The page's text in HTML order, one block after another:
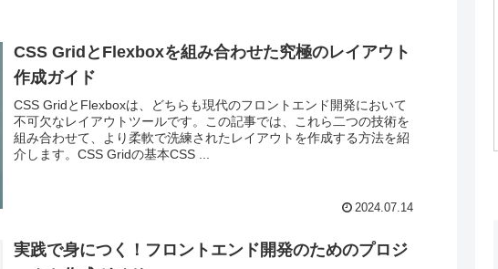
CSS GridとFlexboxを組み合わせた究極のレイアウト
作成ガイド
CSS GridとFlexboxは、どちらも現代のフロントエンド開発において
不可欠なレイアウトツールです。この記事では、これら二つの技術を
組み合わせて、より柔軟で洗練されたレイアウトを作成する方法を紹
介します。CSS Gridの基本CSS ...
2024.07.14
実践で身につく！フロントエンド開発のためのプロジ